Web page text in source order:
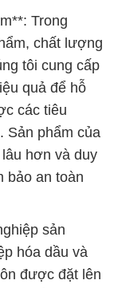
Trong
chất lượng
tôi cung cấp
quả để hỗ
các tiêu
Sản phẩm của
hơn và duy
bảo an toàn
sản
hóa dầu và
được đặt lên